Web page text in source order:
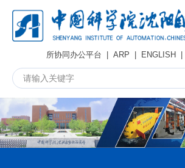
所协同办公平台 | ARP | ENGLISH|